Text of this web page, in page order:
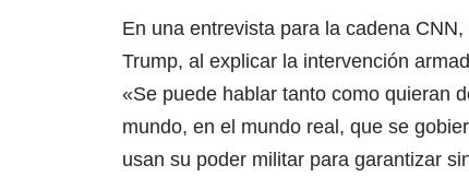
En una entrevista para la cadena
Trump, al explicar la intervención
«Se puede hablar tanto como quieran
mundo, en el mundo real, que se
usan su poder militar para garantizar